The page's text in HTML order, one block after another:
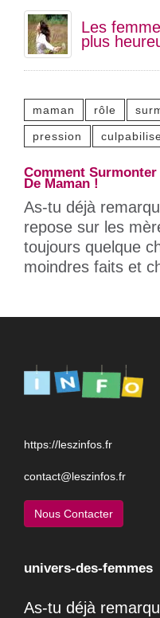
Les
plus
maman rôle
pression
Comment
De Maman !
As-tu déjà
repose sur les
toujours quelque
moindres faits et
https://leszinfos.fr
contact@leszinfos.fr
Nous Contacter
univers-des-femmes
As-tu déjà